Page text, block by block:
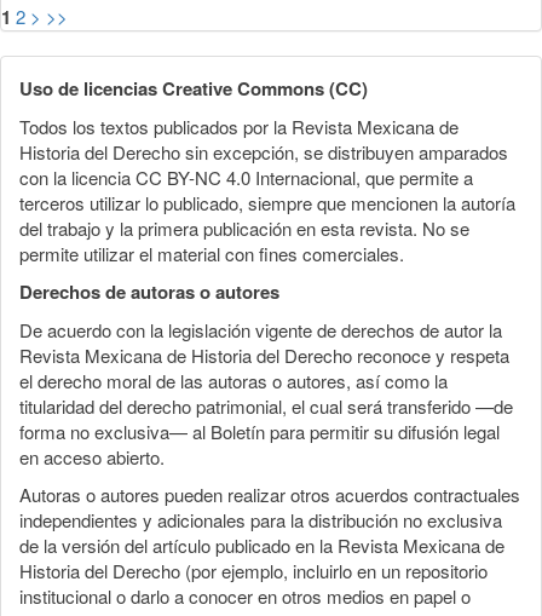
1 2 > >>
Uso de licencias Creative Commons (CC)
Todos los textos publicados por la Revista Mexicana de
Historia del Derecho sin excepción, se distribuyen amparados
con la licencia CC BY-NC 4.0 Internacional, que permite a
terceros utilizar lo publicado, siempre que mencionen la autoría
del trabajo y la primera publicación en esta revista. No se
permite utilizar el material con fines comerciales.
Derechos de autoras o autores
De acuerdo con la legislación vigente de derechos de autor la
Revista Mexicana de Historia del Derecho reconoce y respeta
el derecho moral de las autoras o autores, así como la
titularidad del derecho patrimonial, el cual será transferido —de
forma no exclusiva— al Boletín para permitir su difusión legal
en acceso abierto.
Autoras o autores pueden realizar otros acuerdos contractuales
independientes y adicionales para la distribución no exclusiva
de la versión del artículo publicado en la Revista Mexicana de
Historia del Derecho (por ejemplo, incluirlo en un repositorio
institucional o darlo a conocer en otros medios en papel o